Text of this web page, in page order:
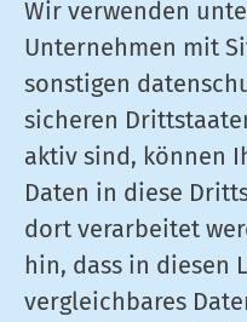
Wir verwenden
Unternehmen mit
sonstigen
sicheren
aktiv sind, können
Daten in diese
dort verarbeitet
hin, dass in diesen
vergleichbares